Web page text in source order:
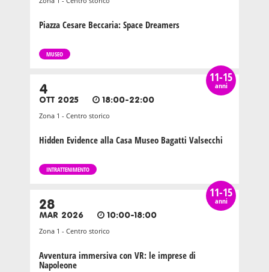
Piazza Cesare Beccaria: Space Dreamers
MUSEO
11-15
anni
4
OTT 2025 18:00-22:00
Zona 1 - Centro storico
Hidden Evidence alla Casa Museo Bagatti Valsecchi
INTRATTENIMENTO
11-15
anni
28
MAR 2026 10:00-18:00
Zona 1 - Centro storico
Avventura immersiva con VR: le imprese di
Napoleone